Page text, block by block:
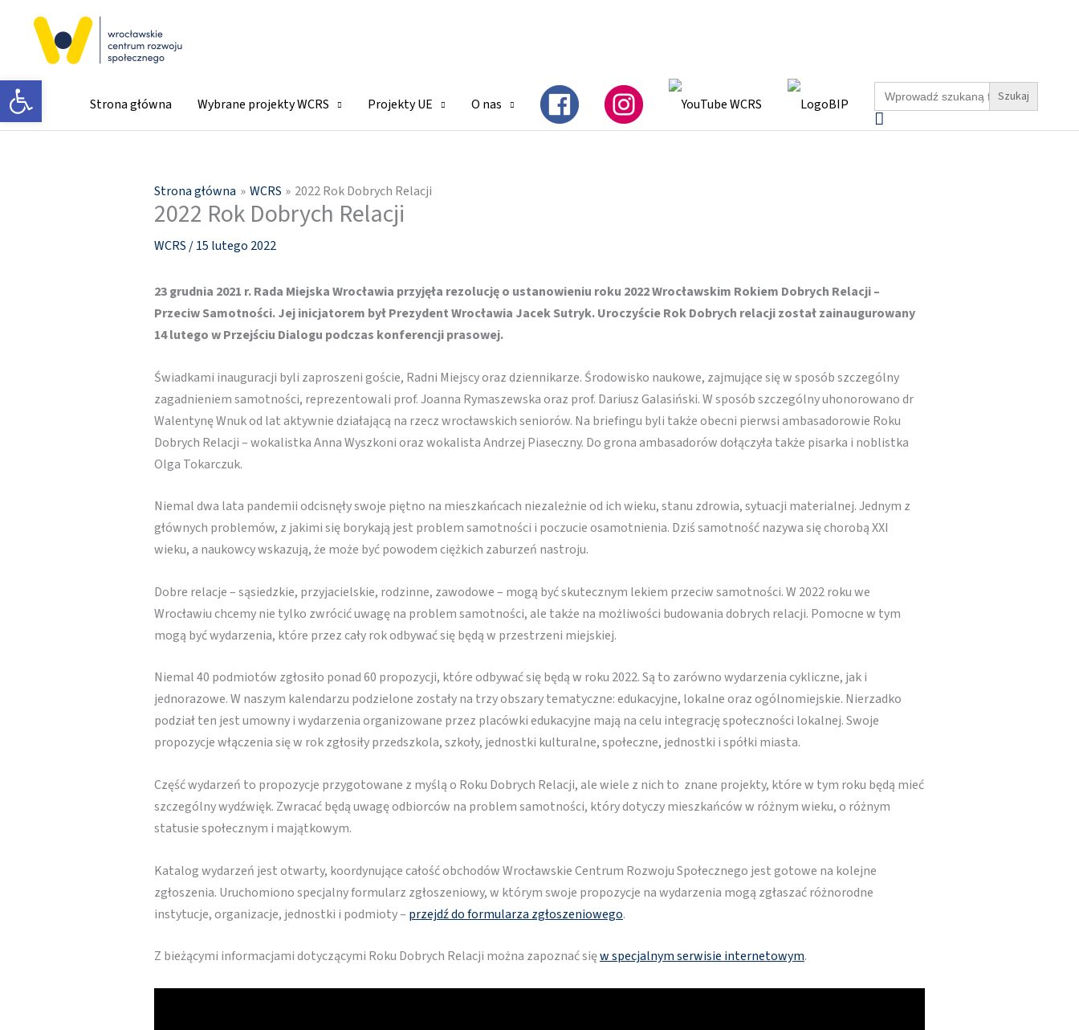
Otwórz pasek narzędzi Strona główna Wybrane projekty WCRS Projekty UE O nas
Search
for:
Szukaj
Strona główna WCRS 2022 Rok Dobrych Relacji
2022 Rok Dobrych Relacji
WCRS /15 lutego 2022
23 grudnia 2021 r. Rada Miejska Wrocławia przyjęła rezolucję o ustanowieniu roku 2022 Wrocławskim Rokiem Dobrych Relacji –
Przeciw Samotności. Jej inicjatorem był Prezydent Wrocławia Jacek Sutryk.Uroczyście Rok Dobrych relacji został zainaugurowany
14 lutego w Przejściu Dialogu podczas konferencji prasowej.
Świadkami inauguracji byli zaproszeni goście, Radni Miejscy oraz dziennikarze. Środowisko naukowe, zajmujące się w sposób szczególny
zagadnieniem samotności, reprezentowali prof. Joanna Rymaszewska oraz prof. Dariusz Galasiński. W sposób szczególny uhonorowano dr
Walentynę Wnuk od lat aktywnie działającą na rzecz wrocławskich seniorów. Na briefingu byli także obecni pierwsi ambasadorowie Roku
Dobrych Relacji – wokalistka Anna Wyszkoni oraz wokalista Andrzej Piaseczny. Do grona ambasadorów dołączyła także pisarka i noblistka
Olga Tokarczuk.
Niemal dwa lata pandemii odcisnęły swoje piętno na mieszkańcach niezależnie od ich wieku, stanu zdrowia, sytuacji materialnej. Jednym z
głównych problemów, z jakimi się borykają jest problem samotności i poczucie osamotnienia. Dziś samotność nazywa się chorobą XXI
wieku, a naukowcy wskazują, że może być powodem ciężkich zaburzeń nastroju.
Dobre relacje – sąsiedzkie, przyjacielskie, rodzinne, zawodowe – mogą być skutecznym lekiem przeciw samotności. W 2022 roku we
Wrocławiu chcemy nie tylko zwrócić uwagę na problem samotności, ale także na możliwości budowania dobrych relacji. Pomocne w tym
mogą być wydarzenia, które przez cały rok odbywać się będą w przestrzeni miejskiej.
Niemal 40 podmiotów zgłosiło ponad 60 propozycji, które odbywać się będą w roku 2022. Są to zarówno wydarzenia cykliczne, jak i
jednorazowe. W naszym kalendarzu podzielone zostały na trzy obszary tematyczne: edukacyjne, lokalne oraz ogólnomiejskie. Nierzadko
podział ten jest umowny i wydarzenia organizowane przez placówki edukacyjne mają na celu integrację społeczności lokalnej. Swoje
propozycje włączenia się w rok zgłosiły przedszkola, szkoły, jednostki kulturalne, społeczne, jednostki i spółki miasta.
Część wydarzeń to propozycje przygotowane z myślą o Roku Dobrych Relacji, ale wiele z nich to znane projekty, które w tym roku będą mieć
szczególny wydźwięk. Zwracać będą uwagę odbiorców na problem samotności, który dotyczy mieszkańców w różnym wieku, o różnym
statusie społecznym i majątkowym.
Katalog wydarzeń jest otwarty, koordynujące całość obchodów Wrocławskie Centrum Rozwoju Społecznego jest gotowe na kolejne
zgłoszenia. Uruchomiono specjalny formularz zgłoszeniowy, w którym swoje propozycje na wydarzenia mogą zgłaszać różnorodne
instytucje, organizacje, jednostki i podmioty – przejdź do formularza zgłoszeniowego.
Z bieżącymi informacjami dotyczącymi Roku Dobrych Relacji można zapoznać sięw specjalnym serwisie internetowym.